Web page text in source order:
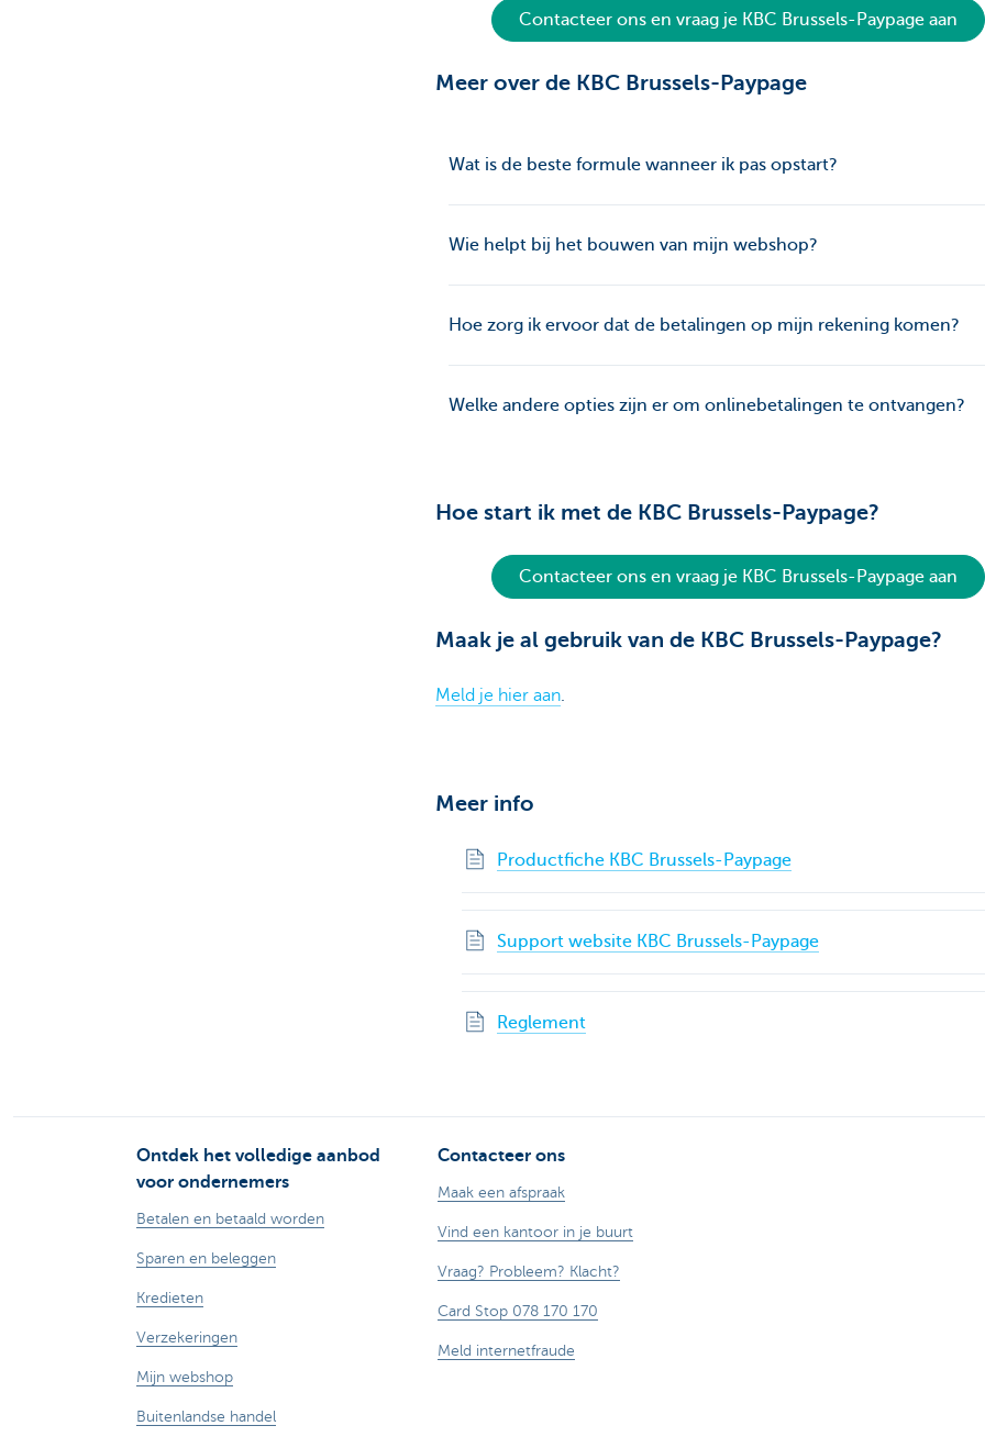
Contacteer ons en vraag je KBC Brussels-Paypage aan
Meer over de KBC Brussels-Paypage
Wat is de beste formule wanneer ik pas opstart?
Wie helpt bij het bouwen van mijn webshop?
Hoe zorg ik ervoor dat de betalingen op mijn rekening komen?
Welke andere opties zijn er om onlinebetalingen te ontvangen?
Hoe start ik met de KBC Brussels-Paypage?
Contacteer ons en vraag je KBC Brussels-Paypage aan
Maak je al gebruik van de KBC Brussels-Paypage?
Meld je hier aan.
Meer info
Productfiche KBC Brussels-Paypage
Support website KBC Brussels-Paypage
Reglement
Ontdek het volledige aanbod
voor ondernemers
Betalen en betaald worden
Sparen en beleggen
Kredieten
Verzekeringen
Mijn webshop
Buitenlandse handel
Contacteer ons
Maak een afspraak
Vind een kantoor in je buurt
Vraag? Probleem? Klacht?
Card Stop 078 170 170
Meld internetfraude